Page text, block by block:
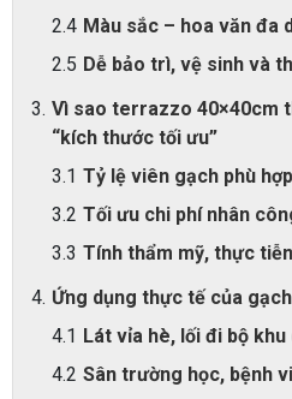
Màu sắc – hoa văn đa
Dễ bảo trì, vệ sinh và
Vì sao terrazzo 40×40cm
“kích thước tối ưu”
Tỷ lệ viên gạch phù hợp
Tối ưu chi phí nhân
Tính thẩm mỹ, thực
Ứng dụng thực tế của
Lát vỉa hè, lối đi bộ
Sân trường học, bệnh